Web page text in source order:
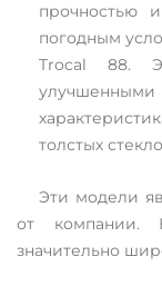
прочностью
погодным
Trocal 88.
толстых
Эти модели
от компании.
значительно